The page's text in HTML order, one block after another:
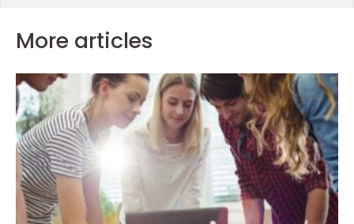
More articles